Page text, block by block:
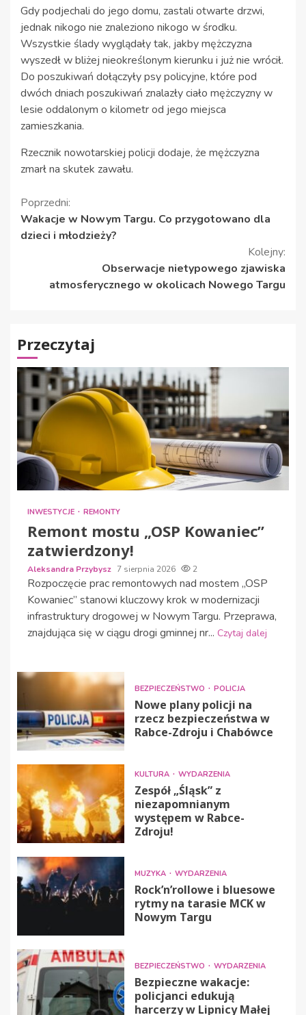
Gdy podjechali do jego domu, zastali otwarte drzwi,
jednak nikogo nie znaleziono nikogo w środku.
Wszystkie ślady wyglądały tak, jakby mężczyzna
wyszedł w bliżej nieokreślonym kierunku i już nie wrócił.
Do poszukiwań dołączyły psy policyjne, które pod
dwóch dniach poszukiwań znalazły ciało mężczyzny w
lesie oddalonym o kilometr od jego miejsca
zamieszkania.
Rzecznik nowotarskiej policji dodaje, że mężczyzna
zmarł na skutek zawału.
Kontynuuj
czytanie
Poprzedni:
Wakacje w Nowym Targu. Co przygotowano dla
dzieci i młodzieży?
Kolejny:
Obserwacje nietypowego zjawiska
atmosferycznego w okolicach Nowego Targu
Przeczytaj
INWESTYCJE REMONTY
Remont mostu „OSP Kowaniec”
zatwierdzony!
Aleksandra Przybysz 7 sierpnia 2026 2
Rozpoczęcie prac remontowych nad mostem „OSP
Kowaniec” stanowi kluczowy krok w modernizacji
infrastruktury drogowej w Nowym Targu. Przeprawa,
znajdująca się w ciągu drogi gminnej nr... Czytaj dalej
BEZPIECZEŃSTWO POLICJA
Nowe plany policji na
rzecz bezpieczeństwa w
Rabce-Zdroju i Chabówce
KULTURA WYDARZENIA
Zespół „Śląsk” z
niezapomnianym
występem w Rabce-
Zdroju!
MUZYKA WYDARZENIA
Rock’n’rollowe i bluesowe
rytmy na tarasie MCK w
Nowym Targu
BEZPIECZEŃSTWO WYDARZENIA
Bezpieczne wakacje:
policjanci edukują
harcerzy w Lipnicy Małej